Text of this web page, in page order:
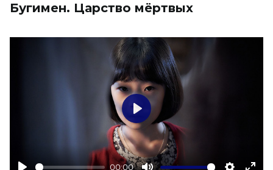
Бугимен. Царство мёртвых
00:00
Play